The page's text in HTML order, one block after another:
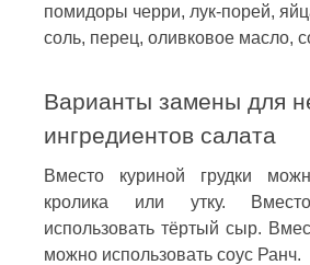
помидоры черри, лук-порей,
соль, перец, оливковое масло,
Варианты замены для
ингредиентов салата
Вместо куриной грудки
кролика или утку.
использовать тёртый сыр.
можно использовать соус Ранч.